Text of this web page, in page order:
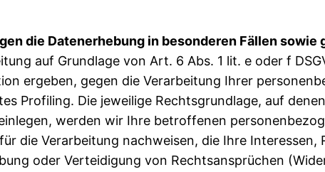
die Datenerhebung in besonderen Fällen sowie
auf Grundlage von Art. 6 Abs. 1 lit. e oder f
ergeben, gegen die Verarbeitung Ihrer
Profiling. Die jeweilige Rechtsgrundlage, auf
werden wir Ihre betroffenen
die Verarbeitung nachweisen, die Ihre
oder Verteidigung von Rechtsansprüchen